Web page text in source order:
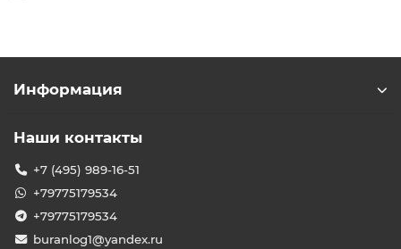
Информация
Наши контакты
+7 (495) 989-16-51
+79775179534
+79775179534
buranlog1@yandex.ru